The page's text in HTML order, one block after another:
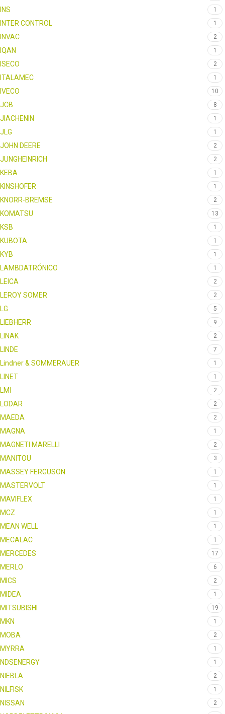
INS 1
INTER CONTROL 1
INVAC 2
IQAN 1
ISECO 2
ITALAMEC 1
IVECO 10
JCB 8
JIACHENIN 1
JLG 1
JOHN DEERE 2
JUNGHEINRICH 2
KEBA 1
KINSHOFER 1
KNORR-BREMSE 2
KOMATSU 13
KSB 1
KUBOTA 1
KYB 1
LAMBDATRÓNICO 1
LEICA 2
LEROY SOMER 2
LG 5
LIEBHERR 9
LINAK 2
LINDE 7
Lindner & SOMMERAUER 1
LINET 1
LMI 2
LODAR 2
MAEDA 2
MAGNA 1
MAGNETI MARELLI 2
MANITOU 3
MASSEY FERGUSON 1
MASTERVOLT 1
MAVIFLEX 1
MCZ 1
MEAN WELL 1
MECALAC 1
MERCEDES 17
MERLO 6
MICS 2
MIDEA 1
MITSUBISHI 19
MKN 1
MOBA 2
MYRRA 1
NDSENERGY 1
NIEBLA 2
NILFISK 1
NISSAN 2